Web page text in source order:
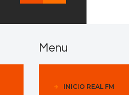
Menu
INICIO REAL FM